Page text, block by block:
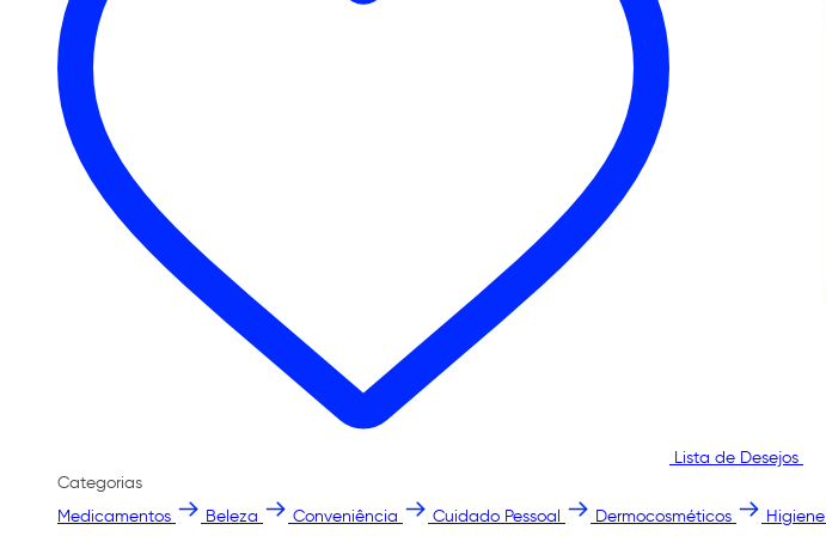
Lista de Desejos
Categorias
Medicamentos
Beleza Conveniência Cuidado Pessoal Dermocosméticos Higiene